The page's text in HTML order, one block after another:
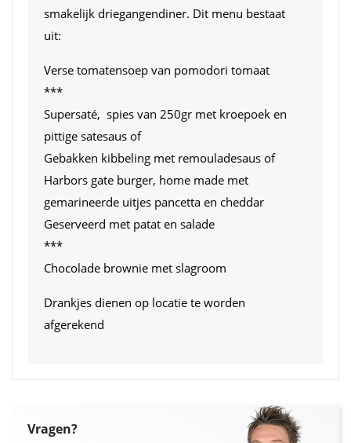
smakelijk driegangendiner. Dit menu bestaat
uit:
Verse tomatensoep van pomodori tomaat
***
Supersaté, spies van 250gr met kroepoek en
pittige satesaus of
Gebakken kibbeling met remouladesaus of
Harbors gate burger, home made met
gemarineerde uitjes pancetta en cheddar
Geserveerd met patat en salade
***
Chocolade brownie met slagroom
Drankjes dienen op locatie te worden
afgerekend
Vragen?